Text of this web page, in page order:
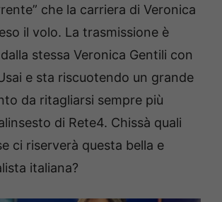
che la carriera di Veronica
il volo. La trasmissione è
stessa Veronica Gentili con
e sta riscuotendo un grande
da ritagliarsi sempre più
di Rete4. Chissà quali
ci riserverà questa bella e
italiana?